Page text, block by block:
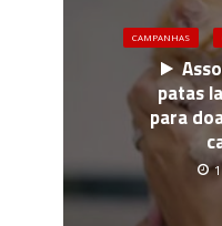
CAMPANHAS
patas
para